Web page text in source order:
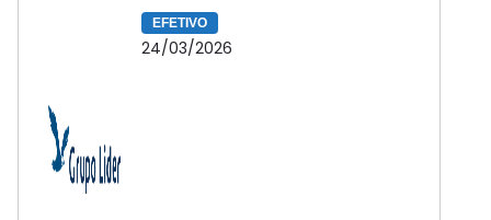
EFETIVO
24/03/2026